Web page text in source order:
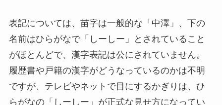
表記については、苗字は一般的な「中澤」、下の
名前はひらがなで「しーしー」とされていること
がほとんどで、漢字表記は公にされていません。
履歴書や戸籍の漢字がどうなっているのかは不明
ですが、テレビやネットで目にするかぎりは、ひ
らがなの「しーしー」が正式な見せ方になってい